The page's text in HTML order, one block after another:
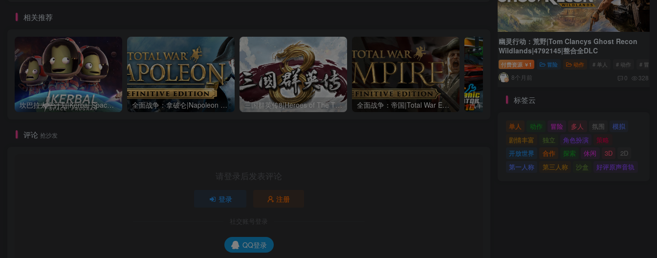
相关推荐
坎巴拉太空计划|Kerbal Space Program|1.12.5.3190|整合全DLC 全面战争：拿破仑|Napoleon Total War|1.3.0|整合全DLC 三国群英传8|Heroes of The Three Kingdoms 8|2.3.1|整合全DLC 全面战争：帝国|Total War Empire|1.5.0|整合全DLC
评论 抢沙发
请登录后发表评论
登录 注册
社交账号登录
QQ登录
幽灵行动：荒野|Tom Clancys Ghost Recon
Wildlands|4792145|整合全DLC
付费资源 ￥ 1 冒险 动作 # 单人 # 动作 # 冒险
8个月前 0 328
标签云
单人 动作 冒险 多人 氛围
模拟
剧情丰富
独立 角色扮演
策略
开放世界
合作 探索 休闲 3D
2D
第一人称
第三人称 沙盒 好评原声音轨